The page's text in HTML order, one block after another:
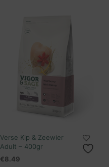
Verse Kip & Zeewier
Adult – 400gr
€8.49